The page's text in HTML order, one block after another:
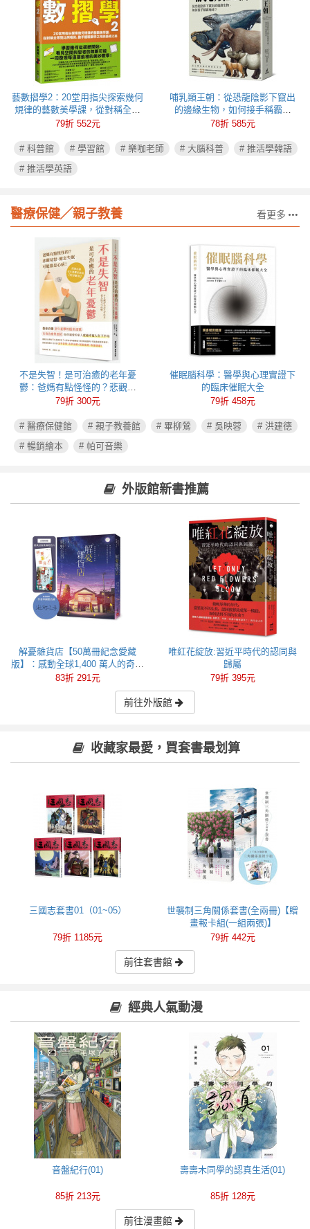
藝數摺學2：20堂用指尖探索幾何
規律的藝數美學課，從對稱全等
到比例相似，動手體驗數學之用
79折 552元
哺乳類王朝：從恐龍陰影下竄出
的邊緣生物，如何接手稱霸地
球？
78折 585元
# 科普館 # 學習館 # 樂咖老師 # 大腦科普
# 推活學韓語
# 推活學英語
醫療保健╱親子教養 看更多
不是失智！是可治癒的老年憂
鬱：爸媽有點怪怪的？悲觀易
怒、健忘失眠可能都是心病！照
79折 300元
催眠腦科學：醫學與心理實證下
的臨床催眠大全
79折 458元
# 醫療保健館 # 親子教養館 # 畢柳鶯 # 吳映蓉
# 洪建德
# 暢銷繪本
# 帕可音樂
外版館新書推薦
解憂雜貨店【50萬冊紀念愛藏
版】：感動全球1,400 萬人的奇蹟
之書，東野圭吾最令人感動落淚
83折 291元
唯紅花綻放:習近平時代的認同與
歸屬
79折 395元
前往外版館
收藏家最愛，買套書最划算
三國志套書01（01~05）
79折 1185元
世襲制三角關係套書(全兩冊)【贈
畫報卡組(一組兩張)】
79折 442元
前往套書館
經典人氣動漫
音盤紀行(01)
85折 213元
壽壽木同學的認真生活(01)
85折 128元
前往漫畫館